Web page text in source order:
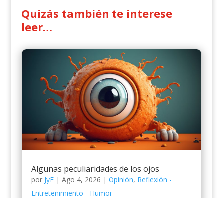
Quizás también te interese
leer…
Algunas peculiaridades de los ojos
por JyE| Ago 4, 2026 | Opinión, Reflexión -
Entretenimiento - Humor